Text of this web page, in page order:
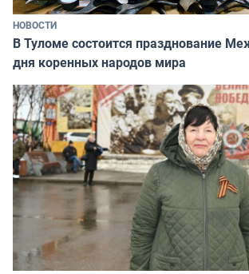
НОВОСТИ
В Туломе состоится празднование
дня коренных народов мира